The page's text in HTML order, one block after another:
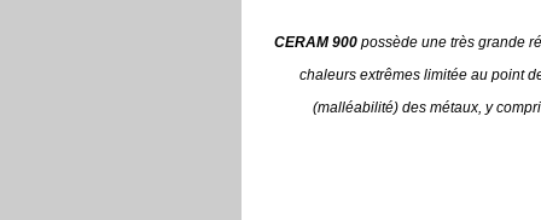
CERAM 900 possède une très grande
chaleurs extrêmes limitée au point
(malléabilité) des métaux, y